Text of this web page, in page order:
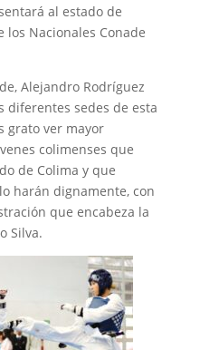
al estado de
los Nacionales Conade
Alejandro Rodríguez
diferentes sedes de esta
grato ver mayor
colimenses que
de Colima y que
harán dignamente, con
que encabeza la
Silva.